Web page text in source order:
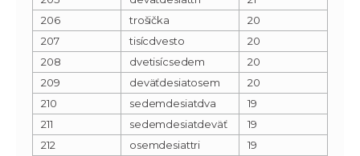
206
trošička
20
207
tisícdvesto
20
208
dvetisícsedem
20
209
deväťdesiatosem
20
210
sedemdesiatdva
19
211
sedemdesiatdeväť
19
212
osemdesiattri
19